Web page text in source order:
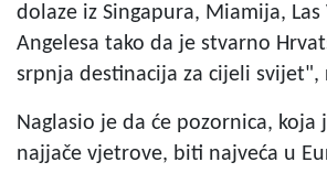
dolaze iz Singapura, Miamija, Las
Angelesa tako da je stvarno
srpnja destinacija za cijeli svijet",
Naglasio je da će pozornica, koja
najjače vjetrove, biti najveća u